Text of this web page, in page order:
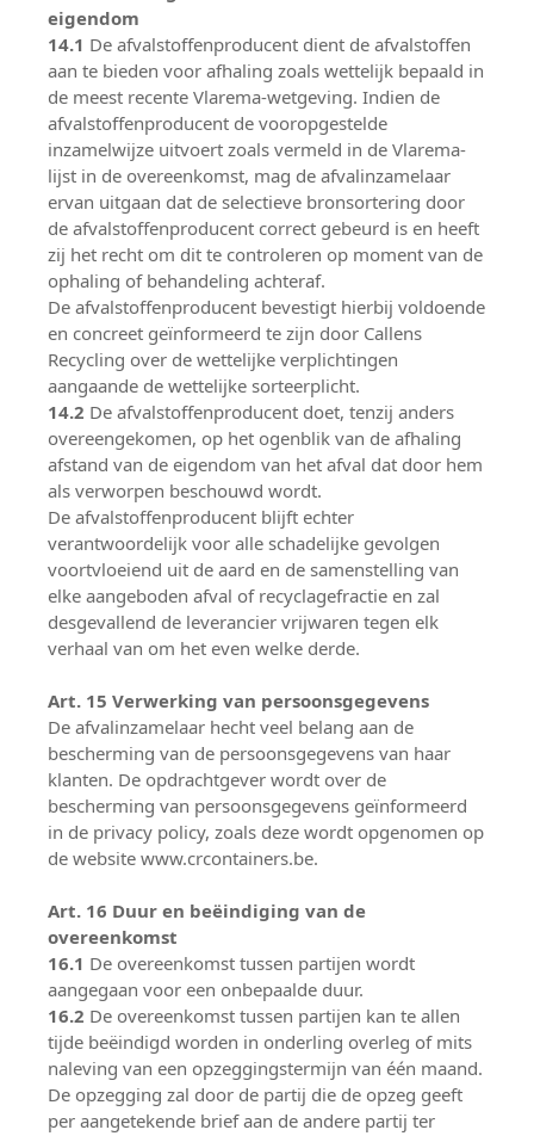
eigendom
14.1 De afvalstoffenproducent dient de afvalstoffen
aan te bieden voor afhaling zoals wettelijk bepaald in
de meest recente Vlarema-wetgeving. Indien de
afvalstoffenproducent de vooropgestelde
inzamelwijze uitvoert zoals vermeld in de Vlarema-
lijst in de overeenkomst, mag de afvalinzamelaar
ervan uitgaan dat de selectieve bronsortering door
de afvalstoffenproducent correct gebeurd is en heeft
zij het recht om dit te controleren op moment van de
ophaling of behandeling achteraf.
De afvalstoffenproducent bevestigt hierbij voldoende
en concreet geïnformeerd te zijn door Callens
Recycling over de wettelijke verplichtingen
aangaande de wettelijke sorteerplicht.
14.2 De afvalstoffenproducent doet, tenzij anders
overeengekomen, op het ogenblik van de afhaling
afstand van de eigendom van het afval dat door hem
als verworpen beschouwd wordt.
De afvalstoffenproducent blijft echter
verantwoordelijk voor alle schadelijke gevolgen
voortvloeiend uit de aard en de samenstelling van
elke aangeboden afval of recyclagefractie en zal
desgevallend de leverancier vrijwaren tegen elk
verhaal van om het even welke derde.
Art. 15 Verwerking van persoonsgegevens
De afvalinzamelaar hecht veel belang aan de
bescherming van de persoonsgegevens van haar
klanten. De opdrachtgever wordt over de
bescherming van persoonsgegevens geïnformeerd
in de privacy policy, zoals deze wordt opgenomen op
de website www.crcontainers.be.
Art. 16 Duur en beëindiging van de
overeenkomst
16.1 De overeenkomst tussen partijen wordt
aangegaan voor een onbepaalde duur.
16.2 De overeenkomst tussen partijen kan te allen
tijde beëindigd worden in onderling overleg of mits
naleving van een opzeggingstermijn van één maand.
De opzegging zal door de partij die de opzeg geeft
per aangetekende brief aan de andere partij ter